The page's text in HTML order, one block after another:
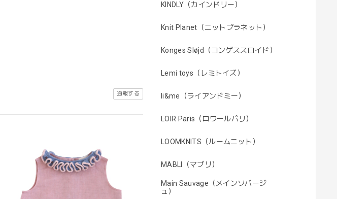
KINDLY（カインドリー）
Knit Planet（ニットプラネット）
Konges Sløjd（コンゲススロイド）
Lemi toys（レミトイズ）
li&me（ライアンドミー）
LOIR Paris（ロワールパリ）
LOOMKNITS（ルームニット）
MABLI（マブリ）
Main Sauvage（メインソバージ
ュ）
通報する